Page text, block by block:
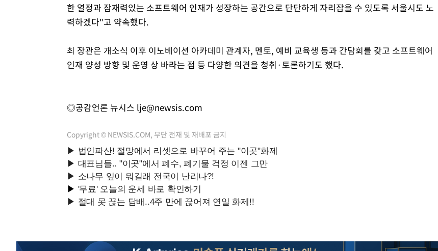
한 열정과 잠재력있는 소프트웨어 인재가 성장하는 공간으로 단단하게 자리잡을 수 있도록 서울시도 노
력하겠다"고 약속했다.
최 장관은 개소식 이후 이노베이션 아카데미 관계자, 멘토, 예비 교육생 등과 간담회를 갖고 소프트웨어
인재 양성 방향 및 운영 상 바라는 점 등 다양한 의견을 청취·토론하기도 했다.
◎공감언론 뉴시스 lje@newsis.com
Copyright © NEWSIS.COM, 무단 전재 및 재배포 금지